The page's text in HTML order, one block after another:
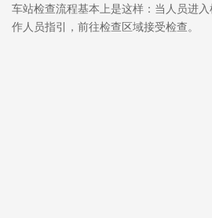
车站检查流程基本上是这样：当人员进
作人员指引，前往检查区域接受检查。